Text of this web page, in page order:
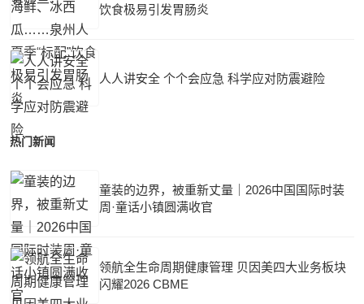
饮食极易引发胃肠炎
人人讲安全 个个会应急 科学应对防震避险
热门新闻
童装的边界，被重新丈量｜2026中国国际时装
周·童话小镇圆满收官
领航全生命周期健康管理 贝因美四大业务板块
闪耀2026 CBME